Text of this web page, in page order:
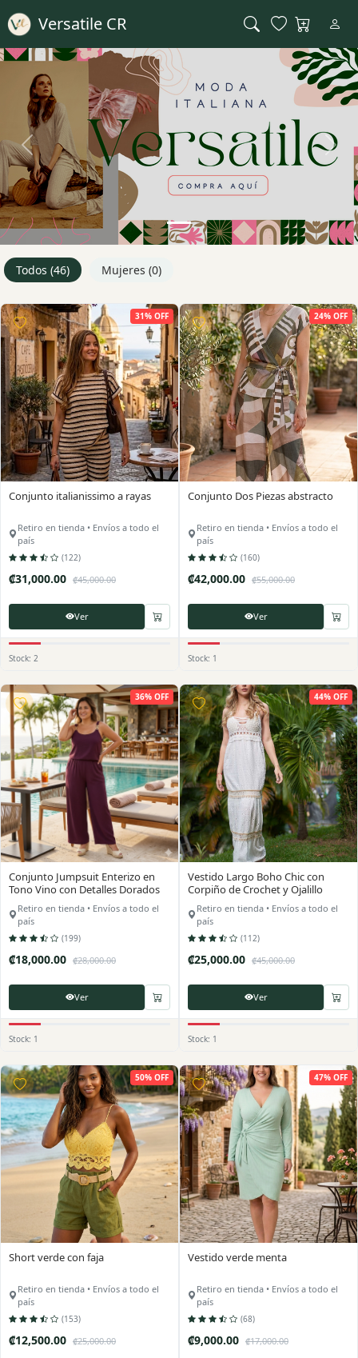
Versatile CR
Previous Next
Todos (46) Mujeres (0)
31% OFF
Conjunto italianissimo a rayas
Retiro en tienda • Envíos a todo el
país
(122)
₡31,000.00 ₡45,000.00
Ver
Stock: 2
24% OFF
Conjunto Dos Piezas abstracto
Retiro en tienda • Envíos a todo el
país
(160)
₡42,000.00 ₡55,000.00
Ver
Stock: 1
36% OFF
Conjunto Jumpsuit Enterizo en
Tono Vino con Detalles Dorados
Retiro en tienda • Envíos a todo el
país
(199)
₡18,000.00 ₡28,000.00
Ver
Stock: 1
44% OFF
Vestido Largo Boho Chic con
Corpiño de Crochet y Ojalillo
Retiro en tienda • Envíos a todo el
país
(112)
₡25,000.00 ₡45,000.00
Ver
Stock: 1
50% OFF
Short verde con faja
Retiro en tienda • Envíos a todo el
país
(153)
₡12,500.00 ₡25,000.00
47% OFF
Vestido verde menta
Retiro en tienda • Envíos a todo el
país
(68)
₡9,000.00 ₡17,000.00